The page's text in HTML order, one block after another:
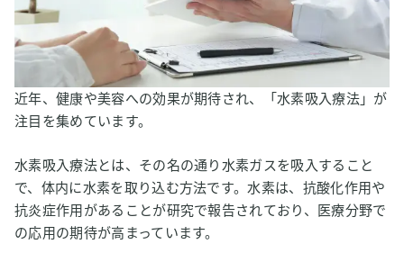
近年、健康や美容への効果が期待され、「水素吸入療法」が
注目を集めています。
水素吸入療法とは、その名の通り水素ガスを吸入すること
で、体内に水素を取り込む方法です。水素は、抗酸化作用や
抗炎症作用があることが研究で報告されており、医療分野で
の応用の期待が高まっています。